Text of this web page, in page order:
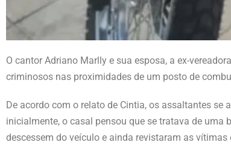
O cantor Adriano Marlly e sua esposa, a ex-
criminosos nas proximidades de um posto de
De acordo com o relato de Cintia, os assaltantes
inicialmente, o casal pensou que se tratava de uma
descessem do veículo e ainda revistaram as